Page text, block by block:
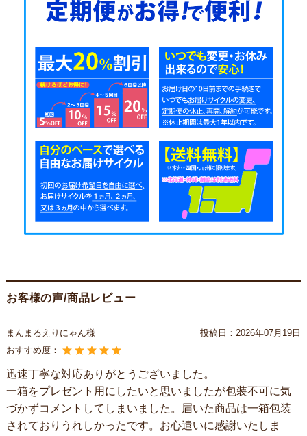
お客様の声/商品レビュー
まんまるえりにゃん様 投稿日： 2026年07月19日
おすすめ度：
迅速丁寧な対応ありがとうございました。
一箱をプレゼント用にしたいと思いましたが包装不可に気
づかずコメントしてしまいました。届いた商品は一箱包装
されておりうれしかったです。お心遣いに感謝いたしま